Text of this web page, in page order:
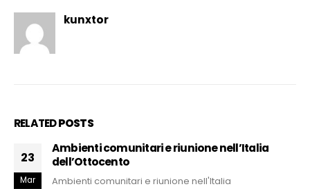
kunxtor
RELATEDPOSTS
23
Mar
Ambienti comunitari e riunione nell’Italia
dell’Ottocento
Ambienti comunitari e riunione nell'Italia